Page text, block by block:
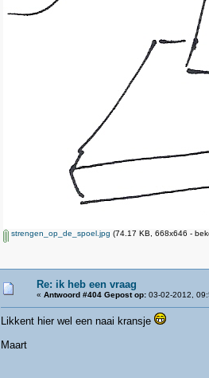
strengen_op_de_spoel.jpg (74.17 KB, 668x646 -
Re: ik heb een vraag
« Antwoord #404 Gepost op:03-02-2012,
Likkent hier wel een naai kransje
Maart